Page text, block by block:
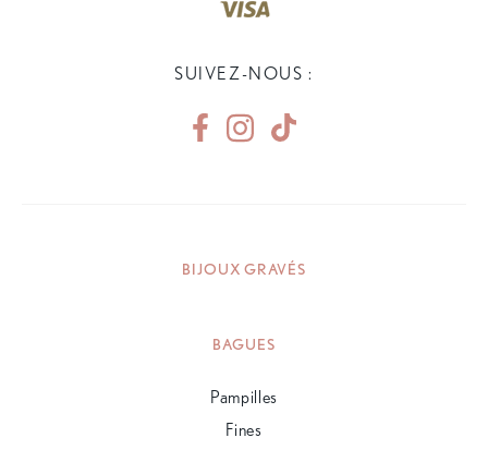
SUIVEZ-NOUS :
BIJOUX GRAVÉS
BAGUES
Pampilles
Fines